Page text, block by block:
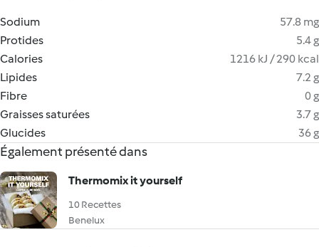
Sodium
57.8 mg
Protides
5.4 g
Calories
1216 kJ / 290 kcal
Lipides
7.2 g
Fibre
0 g
Graisses saturées
3.7 g
Glucides
36 g
Également présenté dans
Thermomix it yourself
10 Recettes
Benelux